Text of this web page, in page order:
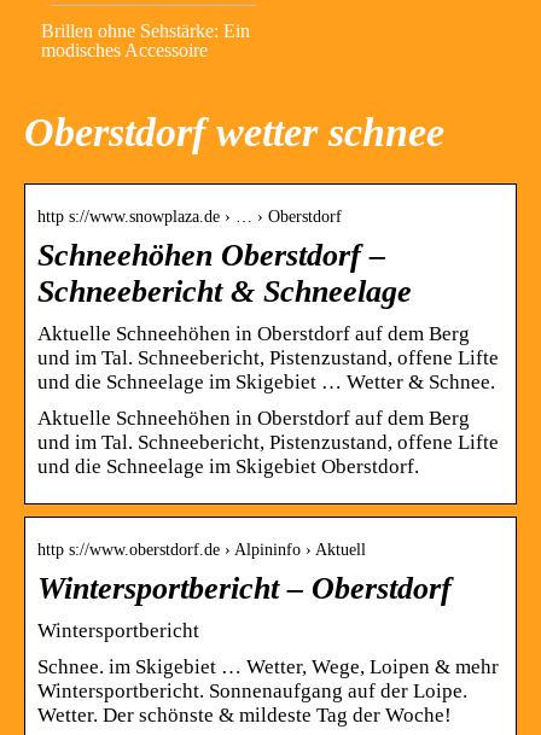
Brillen ohne Sehstärke: Ein
modisches Accessoire
Oberstdorf wetter schnee
http s://www.snowplaza.de › … › Oberstdorf
Schneehöhen Oberstdorf –
Schneebericht & Schneelage
Aktuelle Schneehöhen in Oberstdorf auf dem Berg
und im Tal. Schneebericht, Pistenzustand, offene Lifte
und die Schneelage im Skigebiet … Wetter & Schnee.
Aktuelle Schneehöhen in Oberstdorf auf dem Berg
und im Tal. Schneebericht, Pistenzustand, offene Lifte
und die Schneelage im Skigebiet Oberstdorf.
http s://www.oberstdorf.de › Alpininfo › Aktuell
Wintersportbericht – Oberstdorf
Wintersportbericht
Schnee. im Skigebiet … Wetter, Wege, Loipen & mehr
Wintersportbericht. Sonnenaufgang auf der Loipe.
Wetter. Der schönste & mildeste Tag der Woche!